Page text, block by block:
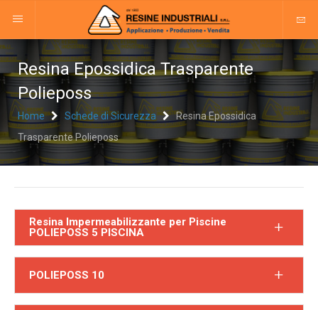
Resina Epossidica Trasparente
Polieposs
Home Schede di Sicurezza
Resina Epossidica
Trasparente Polieposs
Resina Impermeabilizzante per Piscine
POLIEPOSS 5 PISCINA
POLIEPOSS 10